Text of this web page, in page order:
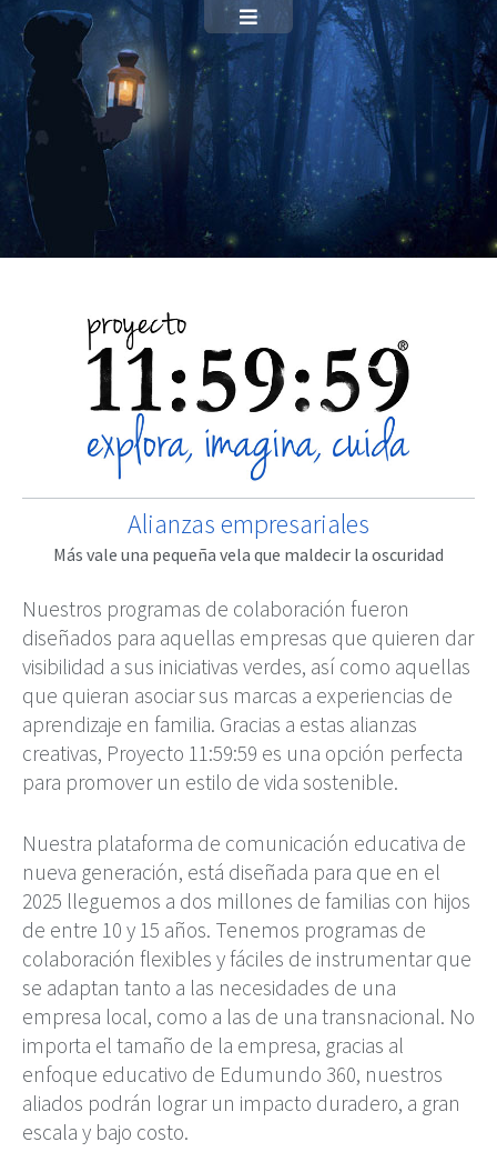
Alianzas empresariales
Más vale una pequeña vela que maldecir la oscuridad
Nuestros programas de colaboración fueron
diseñados para aquellas empresas que quieren dar
visibilidad a sus iniciativas verdes, así como aquellas
que quieran asociar sus marcas a experiencias de
aprendizaje en familia. Gracias a estas alianzas
creativas, Proyecto 11:59:59 es una opción perfecta
para promover un estilo de vida sostenible.
Nuestra plataforma de comunicación educativa de
nueva generación, está diseñada para que en el
2025 lleguemos a dos millones de familias con hijos
de entre 10 y 15 años. Tenemos programas de
colaboración flexibles y fáciles de instrumentar que
se adaptan tanto a las necesidades de una
empresa local, como a las de una transnacional. No
importa el tamaño de la empresa, gracias al
enfoque educativo de Edumundo 360, nuestros
aliados podrán lograr un impacto duradero, a gran
escala y bajo costo.